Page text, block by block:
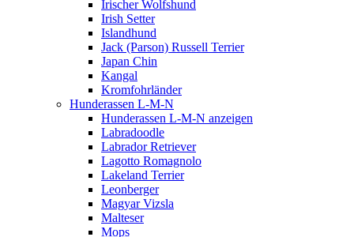
Irischer Wolfshund
Irish Setter
Islandhund
Jack (Parson) Russell Terrier
Japan Chin
Kangal
Kromfohrländer
Hunderassen L-M-N
Hunderassen L-M-N anzeigen
Labradoodle
Labrador Retriever
Lagotto Romagnolo
Lakeland Terrier
Leonberger
Magyar Vizsla
Malteser
Mops